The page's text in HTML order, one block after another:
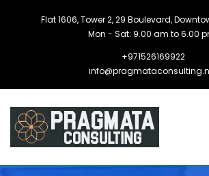
Flat 1606, Tower 2, 29 Boulevard,
Mon - Sat: 9.00 am to 6.00
+971526169922